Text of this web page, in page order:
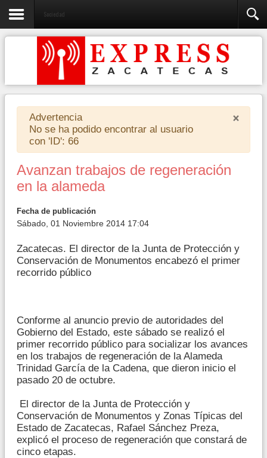
Sociedad
×
Advertencia
No se ha podido encontrar al usuario
con 'ID': 66
Avanzan trabajos de regeneración
en la alameda
Fecha de publicación
Sábado, 01 Noviembre 2014 17:04
Zacatecas. El director de la Junta de Protección y
Conservación de Monumentos encabezó el primer
recorrido público
Conforme al anuncio previo de autoridades del
Gobierno del Estado, este sábado se realizó el
primer recorrido público para socializar los avances
en los trabajos de regeneración de la Alameda
Trinidad García de la Cadena, que dieron inicio el
pasado 20 de octubre.
El director de la Junta de Protección y
Conservación de Monumentos y Zonas Típicas del
Estado de Zacatecas, Rafael Sánchez Preza,
explicó el proceso de regeneración que constará de
cinco etapas.